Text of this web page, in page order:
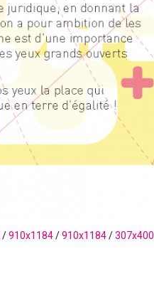
/910x1184/910x1184/307x400